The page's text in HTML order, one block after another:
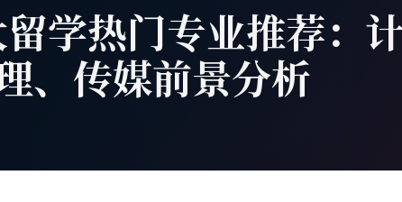
学热门专业推荐：
、传媒前景分析